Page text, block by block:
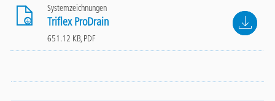
Systemzeichnungen
Triflex ProDrain File
651.12 KB, PDF